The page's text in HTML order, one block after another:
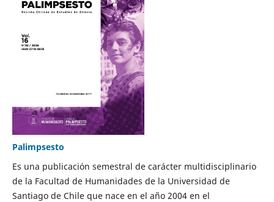
Palimpsesto
Es una publicación semestral de carácter multidisciplinario
de la Facultad de Humanidades de la Universidad de
Santiago de Chile que nace en el año 2004 en el